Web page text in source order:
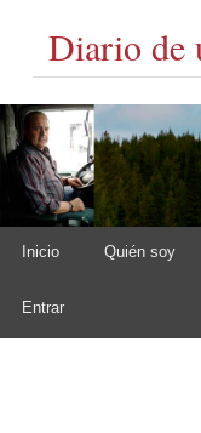
Diario de
Main menu
Skip to content
Inicio Quién soy
Entrar